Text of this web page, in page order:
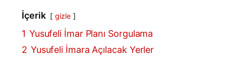
İçerik gizle
1 Yusufeli İmar Planı Sorgulama
2 Yusufeli İmara Açılacak Yerler